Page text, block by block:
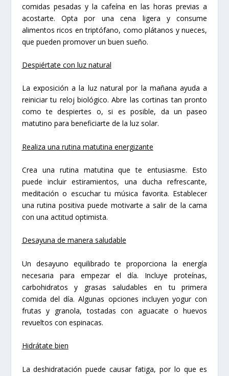
comidas pesadas y la cafeína en las horas previas a
acostarte. Opta por una cena ligera y consume
alimentos ricos en triptófano, como plátanos y nueces,
que pueden promover un buen sueño.
Despiértate con luz natural
La exposición a la luz natural por la mañana ayuda a
reiniciar tu reloj biológico. Abre las cortinas tan pronto
como te despiertes o, si es posible, da un paseo
matutino para beneficiarte de la luz solar.
Realiza una rutina matutina energizante
Crea una rutina matutina que te entusiasme. Esto
puede incluir estiramientos, una ducha refrescante,
meditación o escuchar tu música favorita. Establecer
una rutina positiva puede motivarte a salir de la cama
con una actitud optimista.
Desayuna de manera saludable
Un desayuno equilibrado te proporciona la energía
necesaria para empezar el día. Incluye proteínas,
carbohidratos y grasas saludables en tu primera
comida del día. Algunas opciones incluyen yogur con
frutas y granola, tostadas con aguacate o huevos
revueltos con espinacas.
Hidrátate bien
La deshidratación puede causar fatiga, por lo que es